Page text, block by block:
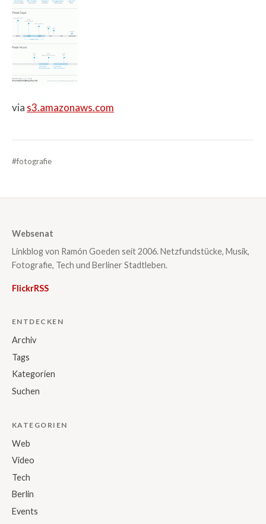
via s3.amazonaws.com
#fotografie
Websenat
Linkblog von Ramón Goeden seit 2006. Netzfundstücke, Musik,
Fotografie, Tech und Berliner Stadtleben.
FlickrRSS
ENTDECKEN
Archiv
Tags
Kategorien
Suchen
KATEGORIEN
Web
Video
Tech
Berlin
Events